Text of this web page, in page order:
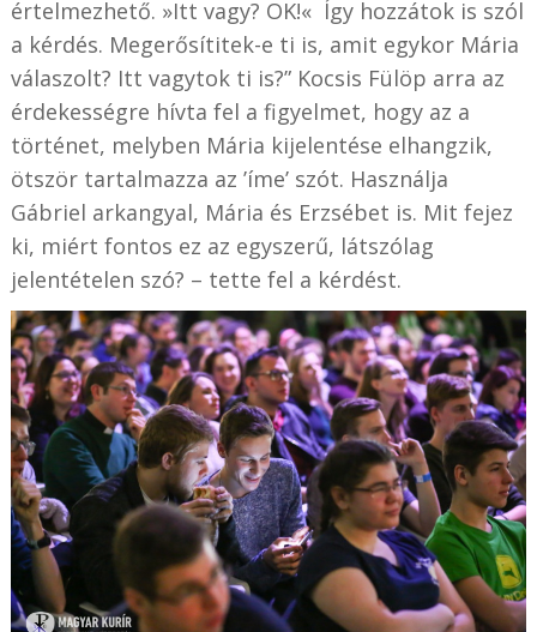
értelmezhető. »Itt vagy? OK!« Így hozzátok is szól
a kérdés. Megerősítitek-e ti is, amit egykor Mária
válaszolt? Itt vagytok ti is?” Kocsis Fülöp arra az
érdekességre hívta fel a figyelmet, hogy az a
történet, melyben Mária kijelentése elhangzik,
ötször tartalmazza az ’íme’ szót. Használja
Gábriel arkangyal, Mária és Erzsébet is. Mit fejez
ki, miért fontos ez az egyszerű, látszólag
jelentételen szó? – tette fel a kérdést.